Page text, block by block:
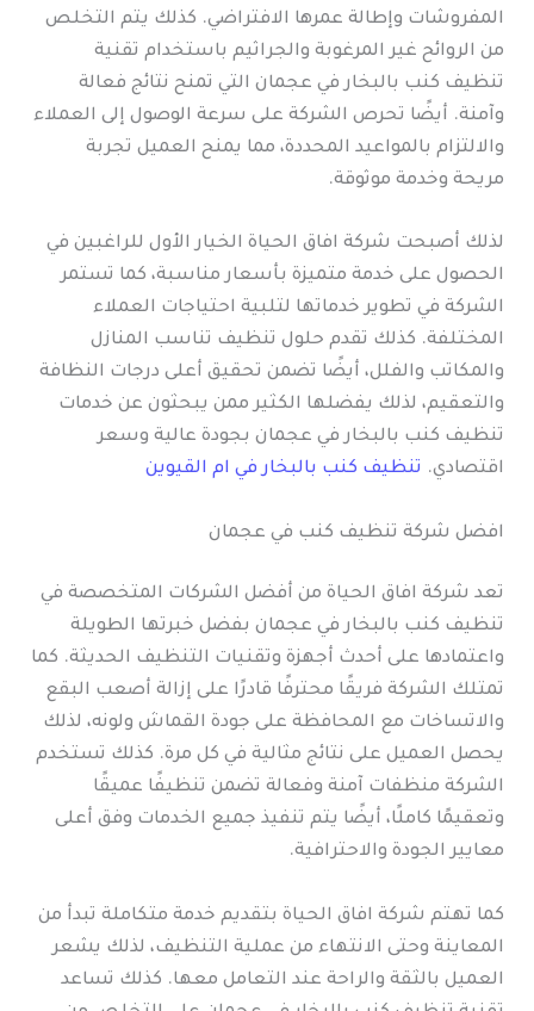
المفروشات وإطالة عمرها الافتراضي. كذلك يتم التخلص
من الروائح غير المرغوبة والجراثيم باستخدام تقنية
تنظيف كنب بالبخار في عجمان التي تمنح نتائج فعالة
وآمنة. أيضًا تحرص الشركة على سرعة الوصول إلى العملاء
والالتزام بالمواعيد المحددة، مما يمنح العميل تجربة
مريحة وخدمة موثوقة.
لذلك أصبحت شركة افاق الحياة الخيار الأول للراغبين في
الحصول على خدمة متميزة بأسعار مناسبة، كما تستمر
الشركة في تطوير خدماتها لتلبية احتياجات العملاء
المختلفة. كذلك تقدم حلول تنظيف تناسب المنازل
والمكاتب والفلل، أيضًا تضمن تحقيق أعلى درجات النظافة
والتعقيم، لذلك يفضلها الكثير ممن يبحثون عن خدمات
تنظيف كنب بالبخار في عجمان بجودة عالية وسعر
اقتصادي. تنظيف كنب بالبخار في ام القيوين
افضل شركة تنظيف كنب في عجمان
تعد شركة افاق الحياة من أفضل الشركات المتخصصة في
تنظيف كنب بالبخار في عجمان بفضل خبرتها الطويلة
واعتمادها على أحدث أجهزة وتقنيات التنظيف الحديثة. كما
تمتلك الشركة فريقًا محترفًا قادرًا على إزالة أصعب البقع
والاتساخات مع المحافظة على جودة القماش ولونه، لذلك
يحصل العميل على نتائج مثالية في كل مرة. كذلك تستخدم
الشركة منظفات آمنة وفعالة تضمن تنظيفًا عميقًا
وتعقيمًا كاملًا، أيضًا يتم تنفيذ جميع الخدمات وفق أعلى
معايير الجودة والاحترافية.
كما تهتم شركة افاق الحياة بتقديم خدمة متكاملة تبدأ من
المعاينة وحتى الانتهاء من عملية التنظيف، لذلك يشعر
العميل بالثقة والراحة عند التعامل معها. كذلك تساعد